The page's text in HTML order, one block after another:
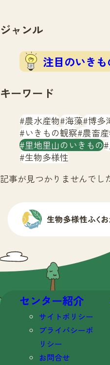
ジャンル
注目のいきも
キーワード
農水産物 海藻 博多
いきもの観察 農畜
里地里山のいきもの
生物多様性
記事が見つかりませんでし
センター紹介
サイトポリシー
プライバシーポ
リシー
お問合せ